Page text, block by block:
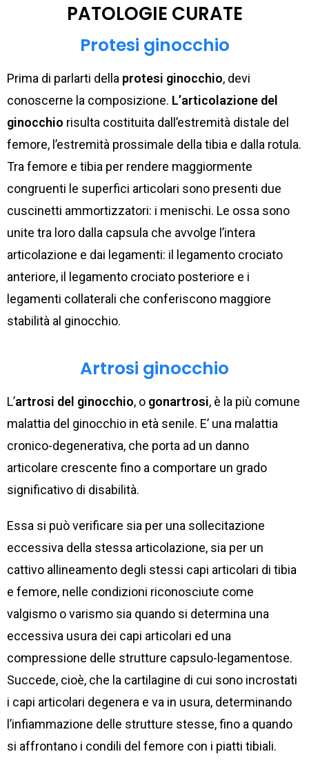
PATOLOGIE CURATE
Protesi ginocchio
Prima di parlarti della protesi ginocchio, devi
conoscerne la composizione. L’articolazione del
ginocchio risulta costituita dall’estremità distale del
femore, l’estremità prossimale della tibia e dalla rotula.
Tra femore e tibia per rendere maggiormente
congruenti le superfici articolari sono presenti due
cuscinetti ammortizzatori: i menischi. Le ossa sono
unite tra loro dalla capsula che avvolge l’intera
articolazione e dai legamenti: il legamento crociato
anteriore, il legamento crociato posteriore e i
legamenti collaterali che conferiscono maggiore
stabilità al ginocchio.
Artrosi ginocchio
L’artrosi del ginocchio, o gonartrosi, è la più comune
malattia del ginocchio in età senile. E’ una malattia
cronico-degenerativa, che porta ad un danno
articolare crescente fino a comportare un grado
significativo di disabilità.
Essa si può verificare sia per una sollecitazione
eccessiva della stessa articolazione, sia per un
cattivo allineamento degli stessi capi articolari di tibia
e femore, nelle condizioni riconosciute come
valgismo o varismo sia quando si determina una
eccessiva usura dei capi articolari ed una
compressione delle strutture capsulo-legamentose.
Succede, cioè, che la cartilagine di cui sono incrostati
i capi articolari degenera e va in usura, determinando
l’infiammazione delle strutture stesse, fino a quando
si affrontano i condili del femore con i piatti tibiali.